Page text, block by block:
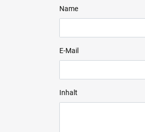
Name
E-Mail
Inhalt